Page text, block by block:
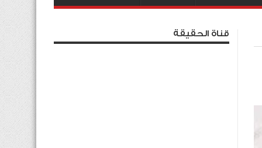
قناة الحقيقة